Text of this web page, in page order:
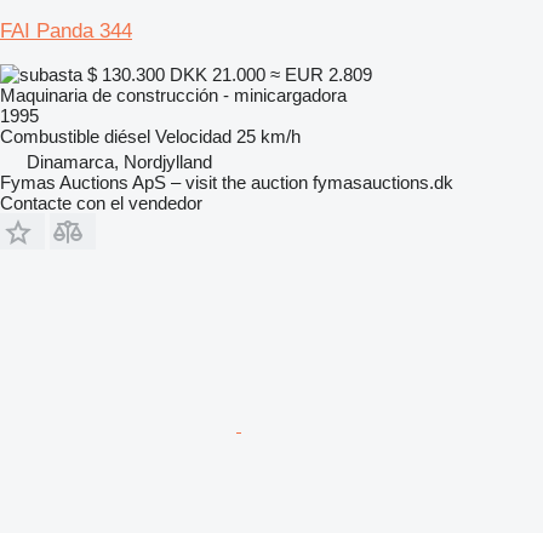
FAI Panda 344
$ 130.300 DKK 21.000 ≈ EUR 2.809
Maquinaria de construcción - minicargadora
1995
Combustible diésel Velocidad 25 km/h
Dinamarca, Nordjylland
Fymas Auctions ApS – visit the auction fymasauctions.dk
Contacte con el vendedor